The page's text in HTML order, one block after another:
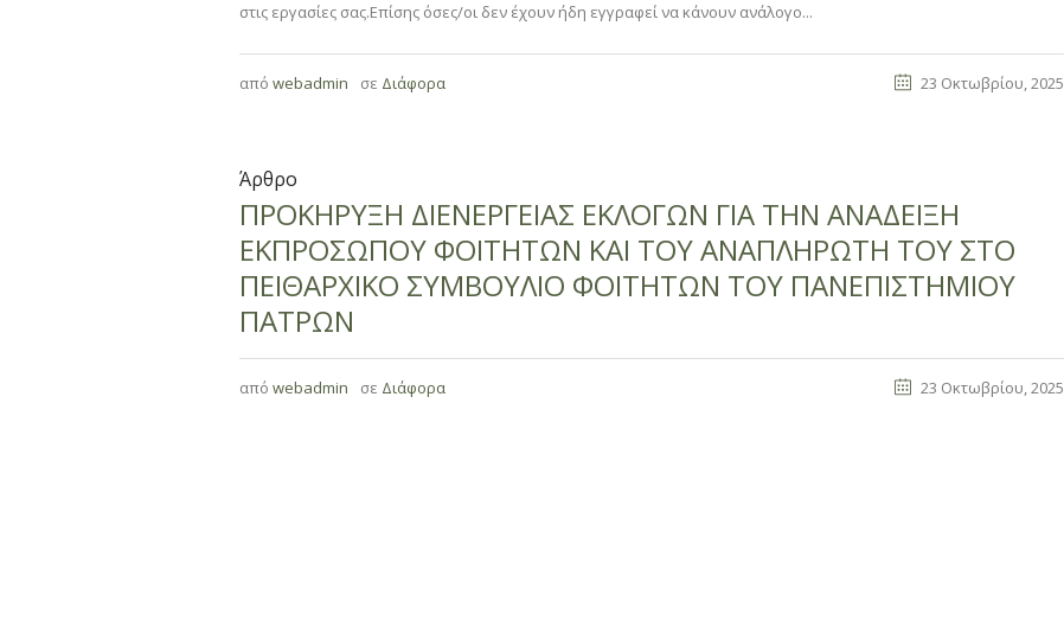
στις εργασίες σας.Επίσης όσες/οι δεν έχουν ήδη εγγραφεί να κάνουν ανάλογο...
23 Οκτωβρίου, 2025
από webadmin σε Διάφορα
Άρθρο
ΠΡΟΚΗΡΥΞΗ ΔΙΕΝΕΡΓΕΙΑΣ ΕΚΛΟΓΩΝ ΓΙΑ ΤΗΝ ΑΝΑΔΕΙΞΗ
ΕΚΠΡΟΣΩΠΟΥ ΦΟΙΤΗΤΩΝ ΚΑΙ ΤΟΥ ΑΝΑΠΛΗΡΩΤΗ ΤΟΥ ΣΤΟ
ΠΕΙΘΑΡΧΙΚΟ ΣΥΜΒΟΥΛΙΟ ΦΟΙΤΗΤΩΝ ΤΟΥ ΠΑΝΕΠΙΣΤΗΜΙΟΥ
ΠΑΤΡΩΝ
23 Οκτωβρίου, 2025
από webadmin σε Διάφορα